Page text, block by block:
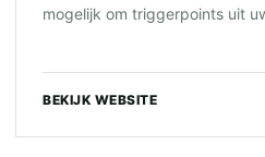
mogelijk om triggerpoints uit
BEKIJK WEBSITE